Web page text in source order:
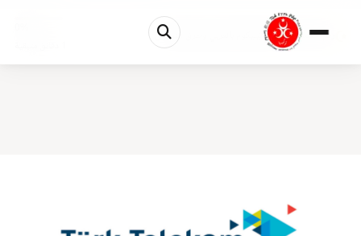
رقم خدمة عملاء ترك تيليكوم بالعربي وطرق التواصل